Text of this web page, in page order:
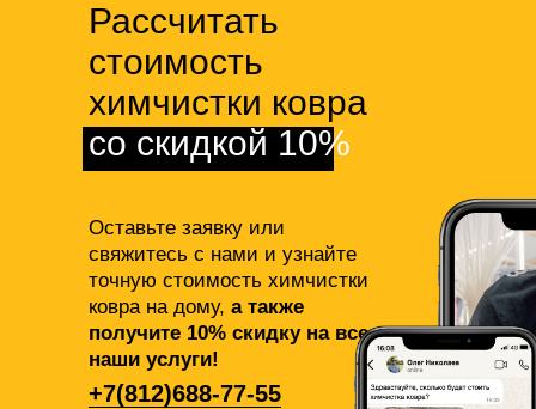
Оставьте заявку или
свяжитесь с нами и узнайте
точную стоимость химчистки
ковра на дому, а также
получите 10% скидку на все
наши услуги!
Рассчитать
стоимость
химчистки ковра
со скидкой 10%
+7(812)688-77-55